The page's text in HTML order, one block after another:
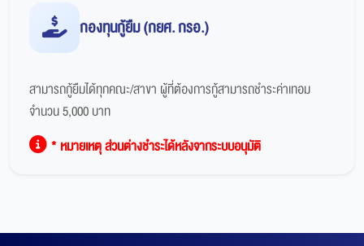
กองทุนกู้ยืม (กยศ. กรอ.)
สามารถกู้ยืมได้ทุกคณะ/สาขา ผู้ที่ต้องการกู้สามารถชำระค่าเทอม
จำนวน 5,000 บาท
* หมายเหตุ ส่วนต่างชำระได้หลังจากระบบอนุมัติ